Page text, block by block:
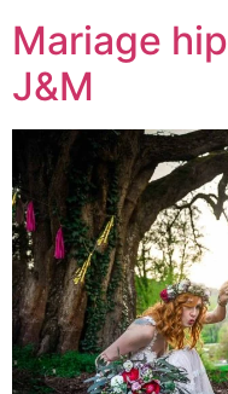
Mariage
J&M